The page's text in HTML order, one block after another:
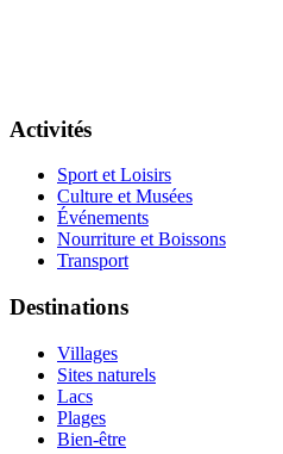
Activités
Sport et Loisirs
Culture et Musées
Événements
Nourriture et Boissons
Transport
Destinations
Villages
Sites naturels
Lacs
Plages
Bien-être